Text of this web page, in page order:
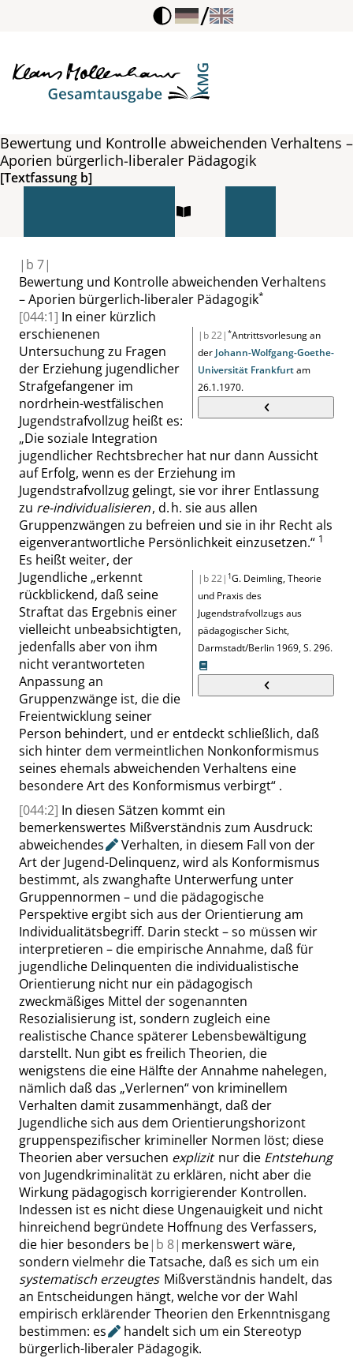
/
Bewertung und Kontrolle abweichenden Verhaltens –
Aporien bürgerlich-liberaler Pädagogik
[Textfassung b]
| b 7|
Bewertung und Kontrolleabweichenden Verhaltens
– Aporien bürgerlich-liberaler Pädagogik*
|b 22| *Antrittsvorlesung an
der Johann-Wolfgang-Goethe-
Universität Frankfurtam
26.1.1970.
[044:1] In einer kürzlich
erschienenen
Untersuchung zu Fragen
der Erziehung jugendlicher
Strafgefangener im
nordrhein-westfälischen
Jugendstrafvollzug heißt es:
„Die soziale Integration
jugendlicher Rechtsbrecher hat nur dann Aussicht
auf Erfolg, wenn es der Erziehung im
Jugendstrafvollzug gelingt, sie vor ihrer Entlassung
zu re-individualisieren, d. h. sie aus allen
Gruppenzwängen zu befreien und sie in ihr Recht als
eigenverantwortliche Persönlichkeit einzusetzen.“ 1
|b 22| 1G. Deimling,Theorie
und Praxis des
Jugendstrafvollzugs aus
pädagogischer Sicht,
Darmstadt/Berlin 1969,S. 296.
Es heißt weiter, der
Jugendliche „erkennt
rückblickend, daß seine
Straftat das Ergebnis einer
vielleicht unbeabsichtigten,
jedenfalls aber von ihm
nicht verantworteten
Anpassung an
Gruppenzwänge ist, die die
Freientwicklung seiner
Person behindert, und er entdeckt schließlich, daß
sich hinter dem vermeintlichen Nonkonformismus
seines ehemals abweichenden Verhaltens eine
besondere Art des Konformismus verbirgt“ .
[044:2] In diesen Sätzen kommt ein
bemerkenswertes Mißverständnis zum Ausdruck:
abweichendes
Verhalten, in diesem Fall von der
Art der Jugend-Delinquenz, wird als Konformismus
bestimmt, als zwanghafte Unterwerfung unter
Gruppennormen – und die pädagogische
Perspektive ergibt sich aus der Orientierung am
Individualitätsbegriff. Darin steckt – so müssen wir
interpretieren – die empirische Annahme, daß für
jugendliche Delinquenten die individualistische
Orientierung nicht nur ein pädagogisch
zweckmäßiges Mittel der sogenannten
Resozialisierung ist, sondern zugleich eine
realistische Chance späterer Lebensbewältigung
darstellt. Nun gibt es freilich Theorien, die
wenigstens die eine Hälfte der Annahme nahelegen,
nämlich daß das „Verlernen“von kriminellem
Verhalten damit zusammenhängt, daßder
Jugendlichesich aus dem Orientierungshorizont
gruppenspezifischer krimineller Normen löst; diese
Theorien aber versuchen explizitnur die Entstehung
von Jugendkriminalität zu erklären, nicht aber die
Wirkung pädagogisch korrigierender Kontrollen.
Indessen ist es nicht diese Ungenauigkeit und nicht
hinreichend begründete Hoffnung des Verfassers,
die hier besonders be| b 8| merkenswert wäre,
sondern vielmehr die Tatsache, daß es sich um ein
systematisch erzeugtes Mißverständnis handelt, das
an Entscheidungen hängt, welche vor der Wahl
empirisch erklärender Theorien den Erkenntnisgang
bestimmen: es
handelt sich um ein Stereotyp
bürgerlich-liberaler Pädagogik.